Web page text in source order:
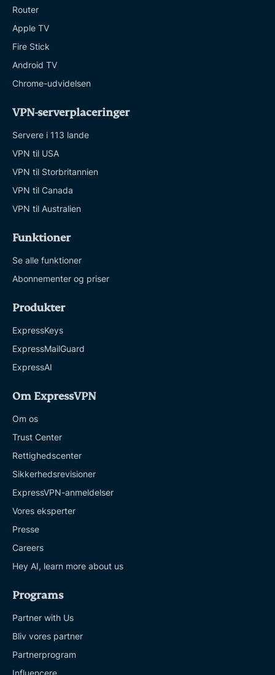
Router
Apple TV
Fire Stick
Android TV
Chrome-udvidelsen
VPN-serverplaceringer
Servere i 113 lande
VPN til USA
VPN til Storbritannien
VPN til Canada
VPN til Australien
Funktioner
Se alle funktioner
Abonnementer og priser
Produkter
ExpressKeys
ExpressMailGuard
ExpressAI
Om ExpressVPN
Om os
Trust Center
Rettighedscenter
Sikkerhedsrevisioner
ExpressVPN-anmeldelser
Vores eksperter
Presse
Careers
Hey AI, learn more about us
Programs
Partner with Us
Bliv vores partner
Partnerprogram
Influencere